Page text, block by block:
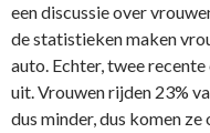
een discussie over
de statistieken maken
auto. Echter, twee
uit. Vrouwen rijden 23%
dus minder, dus komen